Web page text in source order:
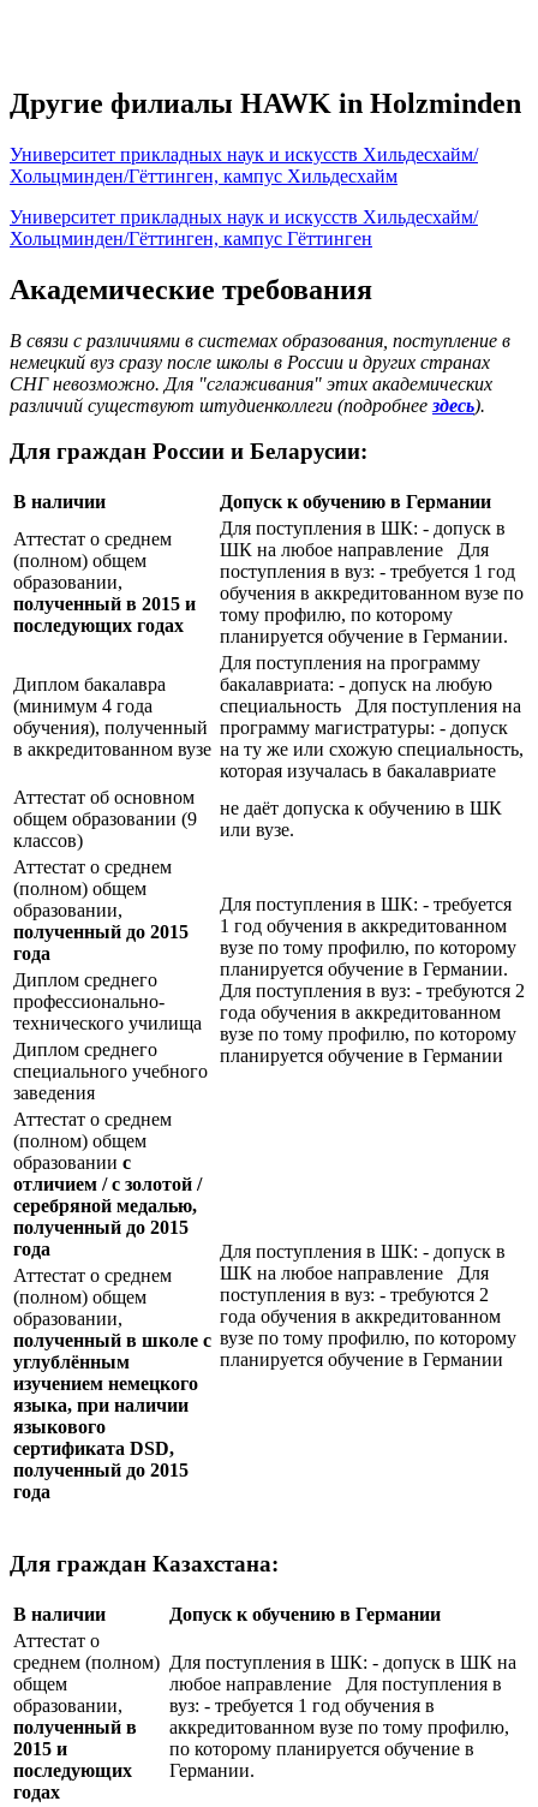
Другие филиалы HAWK in Holzminden
Университет прикладных наук и искусств Хильдесхайм/
Хольцминден/Гёттинген, кампус Хильдесхайм
Университет прикладных наук и искусств Хильдесхайм/
Хольцминден/Гёттинген, кампус Гёттинген
Академические требования
В связи с различиями в системах образования, поступление в
немецкий вуз сразу после школы в России и других странах
СНГ невозможно. Для "сглаживания" этих академических
различий существуют штудиенколлеги (подробнее здесь).
Для граждан России и Беларусии:
В наличии
Допуск к обучению в Германии
Аттестат о среднем
(полном) общем
образовании,
полученный в 2015 и
последующих годах
Для поступления в ШК: - допуск в
ШК на любое направление Для
поступления в вуз: - требуется 1 год
обучения в аккредитованном вузе по
тому профилю, по которому
планируется обучение в Германии.
Диплом бакалавра
(минимум 4 года
обучения), полученный
в аккредитованном вузе
Для поступления на программу
бакалавриата: - допуск на любую
специальность Для поступления на
программу магистратуры: - допуск
на ту же или схожую специальность,
которая изучалась в бакалавриате
Аттестат об основном
общем образовании (9
классов)
не даёт допуска к обучению в ШК
или вузе.
Аттестат о среднем
(полном) общем
образовании,
полученный до 2015
года
Для поступления в ШК: - требуется
1 год обучения в аккредитованном
вузе по тому профилю, по которому
планируется обучение в Германии.
Для поступления в вуз: - требуются 2
года обучения в аккредитованном
вузе по тому профилю, по которому
планируется обучение в Германии
Диплом среднего
профессионально-
технического училища
Диплом среднего
специального учебного
заведения
Аттестат о среднем
(полном) общем
образовании с
отличием / с золотой /
серебряной медалью,
полученный до 2015
года
Для поступления в ШК: - допуск в
ШК на любое направление Для
поступления в вуз: - требуются 2
года обучения в аккредитованном
вузе по тому профилю, по которому
планируется обучение в Германии
Аттестат о среднем
(полном) общем
образовании,
полученный в школе с
углублённым
изучением немецкого
языка, при наличии
языкового
сертификата DSD,
полученный до 2015
года
Для граждан Казахстана:
В наличии
Допуск к обучению в Германии
Аттестат о
среднем (полном)
общем
образовании,
полученный в
2015 и
последующих
годах
Для поступления в ШК: - допуск в ШК на
любое направление Для поступления в
вуз: - требуется 1 год обучения в
аккредитованном вузе по тому профилю,
по которому планируется обучение в
Германии.